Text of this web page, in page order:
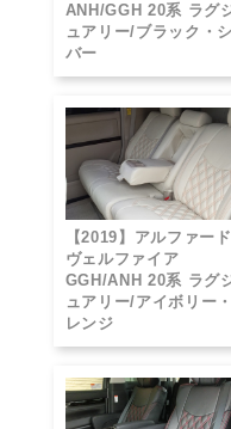
ANH/GGH 20系 ラグ
ュアリー/ブラック・
バー
【2019】アルファー
ヴェルファイア
GGH/ANH 20系 ラグ
ュアリー/アイボリー
レンジ